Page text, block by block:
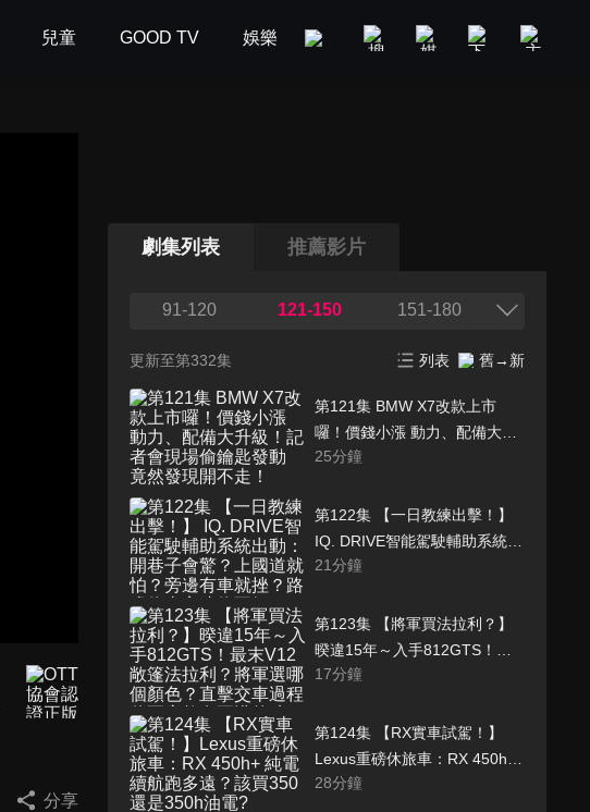
兒童 GOOD TV 娛樂 美食旅遊 新聞政論
分享
劇集列表 推薦影片
91-120 121-150 151-180
更新至第332集 列表 舊→新
第121集 BMW X7改款上市
囉！價錢小漲 動力、配備大升
級！記者會現場偷鑰匙發動 竟
25分鐘
第122集 【一日教練出擊！】
IQ. DRIVE智能駕駛輔助系統出
動：開巷子會驚？上國道就
永遠停不好....?? 打敗你的開車
痛點，年度風雲車手....得獎的
是.....(秘)??
21分鐘
第123集 【將軍買法拉利？】
暌違15年～入手812GTS！最
末V12敞篷法拉利？將軍選哪
然有不懂的功能？（上集
17分鐘
第124集 【RX實車試駕！】
Lexus重磅休旅車：RX 450h+
純電續航跑多遠？該買350還是
28分鐘